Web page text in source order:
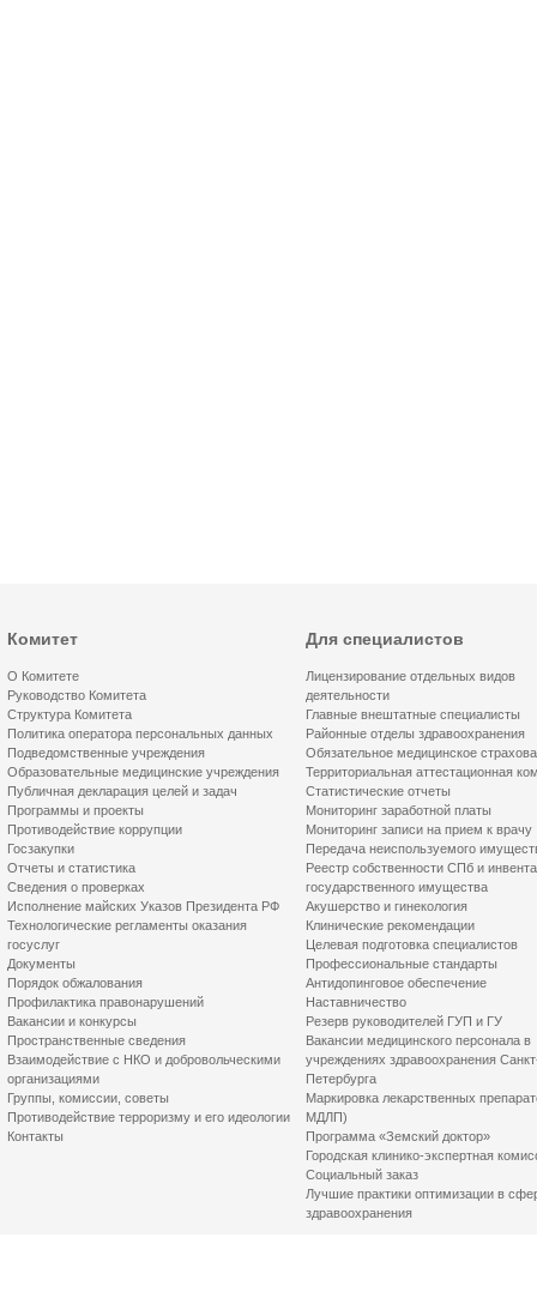
Комитет
О Комитете
Руководство Комитета
Структура Комитета
Политика оператора персональных данных
Подведомственные учреждения
Образовательные медицинские учреждения
Публичная декларация целей и задач
Программы и проекты
Противодействие коррупции
Госзакупки
Отчеты и статистика
Сведения о проверках
Исполнение майских Указов Президента РФ
Технологические регламенты оказания
госуслуг
Документы
Порядок обжалования
Профилактика правонарушений
Вакансии и конкурсы
Пространственные сведения
Взаимодействие с НКО и добровольческими
организациями
Группы, комиссии, советы
Противодействие терроризму и его идеологии
Контакты
Для специалистов
Лицензирование отдельных видов
деятельности
Главные внештатные специалисты
Районные отделы здравоохранения
Обязательное медицинское
Территориальная аттестационная
Статистические отчеты
Мониторинг заработной платы
Мониторинг записи на прием к врачу
Передача неиспользуемого
Реестр собственности СПб и
государственного имущества
Акушерство и гинекология
Клинические рекомендации
Целевая подготовка специалистов
Профессиональные стандарты
Антидопинговое обеспечение
Наставничество
Резерв руководителей ГУП и ГУ
Вакансии медицинского персонала в
учреждениях здравоохранения
Петербурга
Маркировка лекарственных
МДЛП)
Программа «Земский доктор»
Городская клинико-экспертная
Социальный заказ
Лучшие практики оптимизации в
здравоохранения